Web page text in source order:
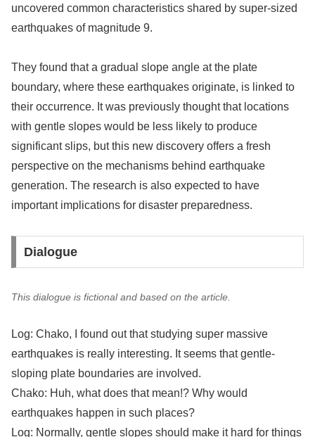
uncovered common characteristics shared by super-sized
earthquakes of magnitude 9.
They found that a gradual slope angle at the plate
boundary, where these earthquakes originate, is linked to
their occurrence. It was previously thought that locations
with gentle slopes would be less likely to produce
significant slips, but this new discovery offers a fresh
perspective on the mechanisms behind earthquake
generation. The research is also expected to have
important implications for disaster preparedness.
Dialogue
This dialogue is fictional and based on the article.
Log: Chako, I found out that studying super massive
earthquakes is really interesting. It seems that gentle-
sloping plate boundaries are involved.
Chako: Huh, what does that mean!? Why would
earthquakes happen in such places?
Log: Normally, gentle slopes should make it hard for things